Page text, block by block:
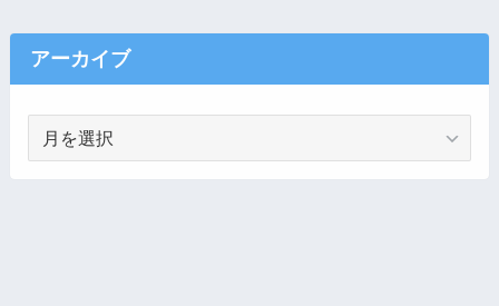
アーカイブ